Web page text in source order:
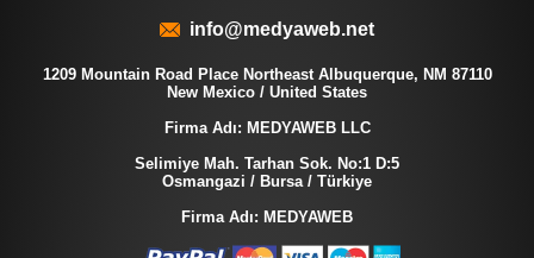
info@medyaweb.net
1209 Mountain Road Place Northeast Albuquerque, NM 87110
New Mexico / United States
Firma Adı: MEDYAWEB LLC
Selimiye Mah. Tarhan Sok. No:1 D:5
Osmangazi / Bursa / Türkiye
Firma Adı: MEDYAWEB